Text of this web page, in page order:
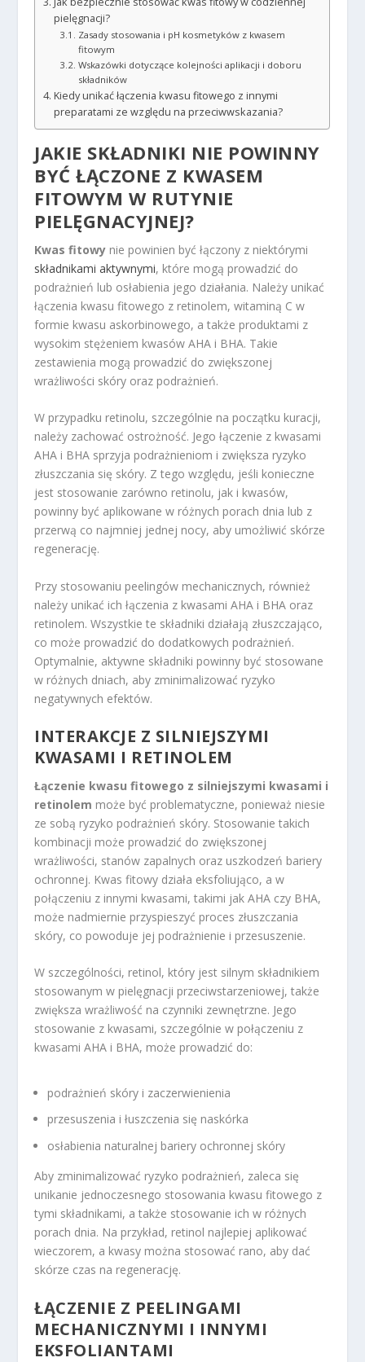
pielęgnacji?
Zasady stosowania i pH kosmetyków z kwasem
fitowym
Wskazówki dotyczące kolejności aplikacji i doboru
składników
Kiedy unikać łączenia kwasu fitowego z innymi
preparatami ze względu na przeciwwskazania?
JAKIE SKŁADNIKI NIE POWINNY
BYĆ ŁĄCZONE Z KWASEM
FITOWYM W RUTYNIE
PIELĘGNACYJNEJ?
Kwas fitowy nie powinien być łączony z niektórymi
składnikami aktywnymi, które mogą prowadzić do
podrażnień lub osłabienia jego działania. Należy unikać
łączenia kwasu fitowego z retinolem, witaminą C w
formie kwasu askorbinowego, a także produktami z
wysokim stężeniem kwasów AHA i BHA. Takie
zestawienia mogą prowadzić do zwiększonej
wrażliwości skóry oraz podrażnień.
W przypadku retinolu, szczególnie na początku kuracji,
należy zachować ostrożność. Jego łączenie z kwasami
AHA i BHA sprzyja podrażnieniom i zwiększa ryzyko
złuszczania się skóry. Z tego względu, jeśli konieczne
jest stosowanie zarówno retinolu, jak i kwasów,
powinny być aplikowane w różnych porach dnia lub z
przerwą co najmniej jednej nocy, aby umożliwić skórze
regenerację.
Przy stosowaniu peelingów mechanicznych, również
należy unikać ich łączenia z kwasami AHA i BHA oraz
retinolem. Wszystkie te składniki działają złuszczająco,
co może prowadzić do dodatkowych podrażnień.
Optymalnie, aktywne składniki powinny być stosowane
w różnych dniach, aby zminimalizować ryzyko
negatywnych efektów.
INTERAKCJE Z SILNIEJSZYMI
KWASAMI I RETINOLEM
Łączenie kwasu fitowego z silniejszymi kwasami i
retinolem może być problematyczne, ponieważ niesie
ze sobą ryzyko podrażnień skóry. Stosowanie takich
kombinacji może prowadzić do zwiększonej
wrażliwości, stanów zapalnych oraz uszkodzeń bariery
ochronnej. Kwas fitowy działa eksfoliująco, a w
połączeniu z innymi kwasami, takimi jak AHA czy BHA,
może nadmiernie przyspieszyć proces złuszczania
skóry, co powoduje jej podrażnienie i przesuszenie.
W szczególności, retinol, który jest silnym składnikiem
stosowanym w pielęgnacji przeciwstarzeniowej, także
zwiększa wrażliwość na czynniki zewnętrzne. Jego
stosowanie z kwasami, szczególnie w połączeniu z
kwasami AHA i BHA, może prowadzić do:
podrażnień skóry i zaczerwienienia
przesuszenia i łuszczenia się naskórka
osłabienia naturalnej bariery ochronnej skóry
Aby zminimalizować ryzyko podrażnień, zaleca się
unikanie jednoczesnego stosowania kwasu fitowego z
tymi składnikami, a także stosowanie ich w różnych
porach dnia. Na przykład, retinol najlepiej aplikować
wieczorem, a kwasy można stosować rano, aby dać
skórze czas na regenerację.
ŁĄCZENIE Z PEELINGAMI
MECHANICZNYMI I INNYMI
EKSFOLIANTAMI